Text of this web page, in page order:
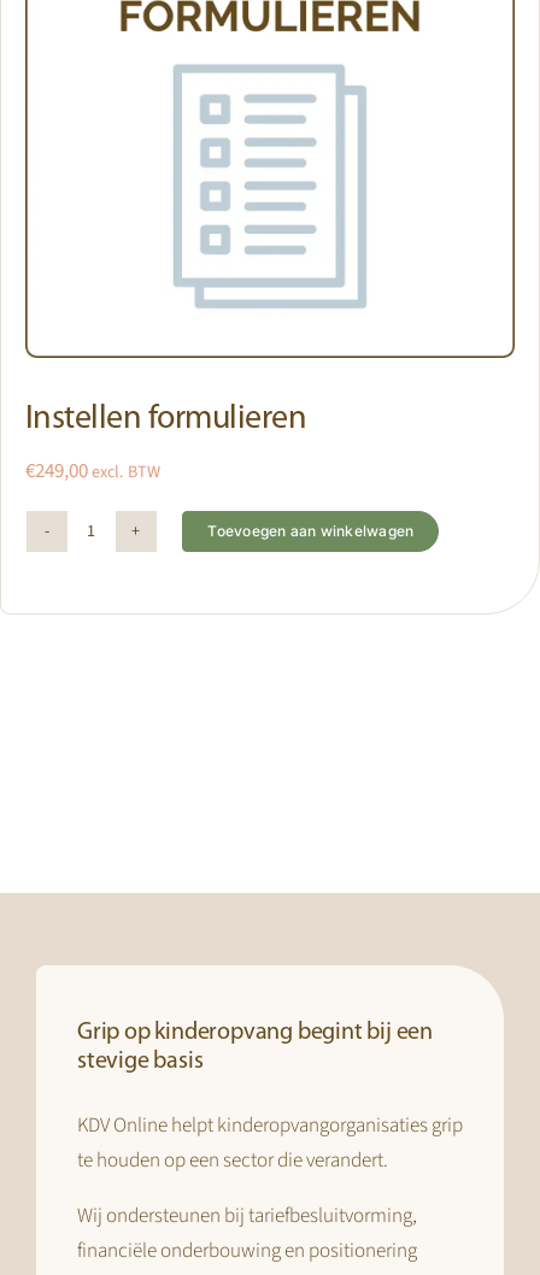
Instellen formulieren
€249,00excl. BTW
Instellen
aantal
Toevoegen aan winkelwagen
Grip op kinderopvang begint bij een
stevige basis
KDV Online helpt kinderopvangorganisaties grip
te houden op een sector die verandert.
Wij ondersteunen bij tariefbesluitvorming,
financiële onderbouwing en positionering